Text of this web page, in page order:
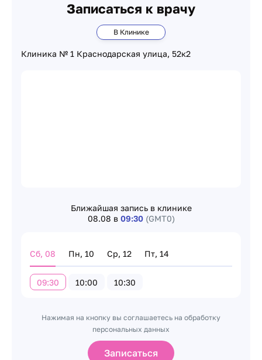
Записаться к врачу
В Клинике
Клиника № 1 Краснодарская улица, 52к2
Ближайшая запись в клинике
08.08 в 09:30(GMT0)
Сб, 08 Пн, 10 Ср, 12 Пт, 14
09:30 10:00 10:30
Нажимая на кнопку вы соглашаетесь на обработку
персональных данных
Записаться